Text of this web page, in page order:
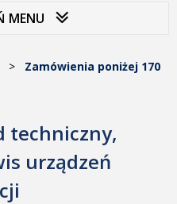
MENU
> Zamówienia poniżej 170
techniczny,
urządzeń